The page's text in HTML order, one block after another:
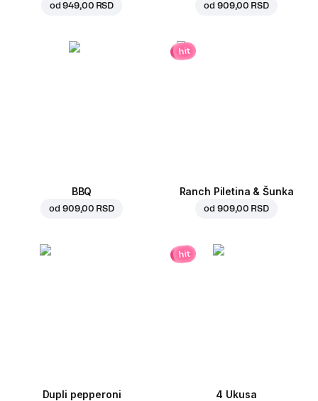
od949,00 RSD od 909,00 RSD
BBQ
od 909,00 RSD
hit
Ranch Piletina & Šunka
od 909,00 RSD
Dupli pepperoni
hit
4 Ukusa